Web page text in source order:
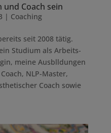
und Coach sein
| Coaching
seit 2008 tätig.
Studium als Arbeits-
meine Ausblldungen
NLP-Master,
Coach sowie